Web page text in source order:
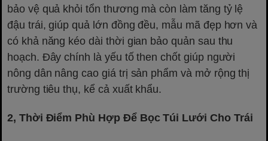
bảo vệ quả khỏi tổn thương mà còn làm tăng tỷ lệ
đậu trái, giúp quả lớn đồng đều, mẫu mã đẹp hơn và
có khả năng kéo dài thời gian bảo quản sau thu
hoạch. Đây chính là yếu tố then chốt giúp người
nông dân nâng cao giá trị sản phẩm và mở rộng thị
trường tiêu thụ, kể cả xuất khẩu.
2, Thời Điểm Phù Hợp Để Bọc Túi Lưới Cho Trái